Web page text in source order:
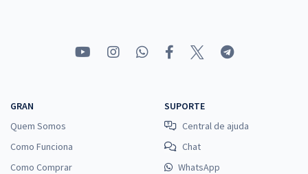
R$34,65
Economize R$ 103,96 (-20%)
Comprar
GRAN
Quem Somos
Como Funciona
Como Comprar
SUPORTE
Central de ajuda
Chat
WhatsApp